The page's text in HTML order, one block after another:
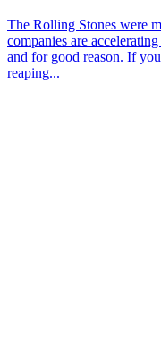
The Rolling Stones were
companies are
and for good reason. If
reaping...